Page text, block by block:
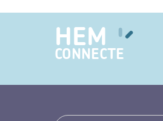
HEM
CONNECTE